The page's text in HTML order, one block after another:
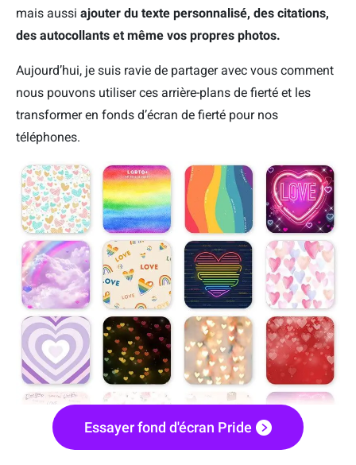
mais aussi ajouter du texte personnalisé, des citations,
des autocollants et même vos propres photos.
Aujourd’hui, je suis ravie de partager avec vous comment
nous pouvons utiliser ces arrière-plans de fierté et les
transformer en fonds d’écran de fierté pour nos
téléphones.
Essayer fond d'écran Pride